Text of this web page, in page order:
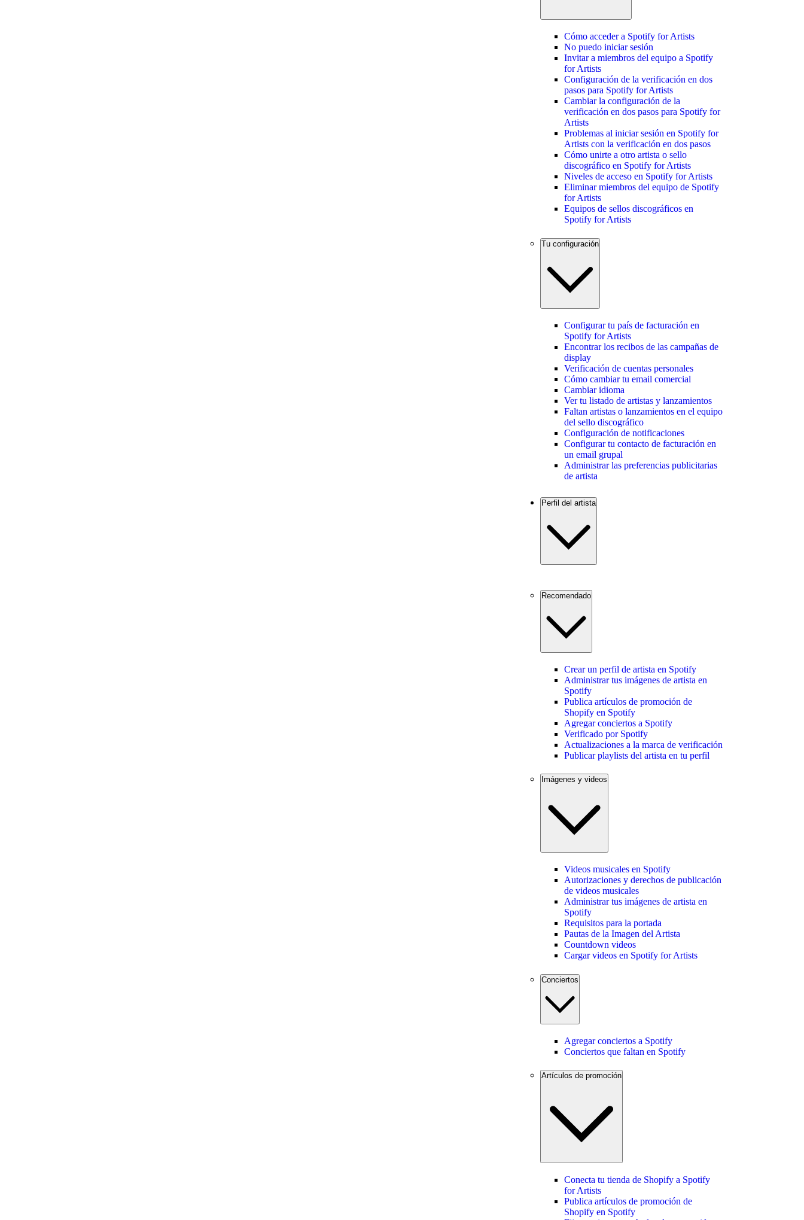
Cómo acceder a Spotify for Artists
No puedo iniciar sesión
Invitar a miembros del equipo a Spotify
for Artists
Configuración de la verificación en dos
pasos para Spotify for Artists
Cambiar la configuración de la
verificación en dos pasos para Spotify for
Artists
Problemas al iniciar sesión en Spotify for
Artists con la verificación en dos pasos
Cómo unirte a otro artista o sello
discográfico en Spotify for Artists
Niveles de acceso en Spotify for Artists
Eliminar miembros del equipo de Spotify
for Artists
Equipos de sellos discográficos en
Spotify for Artists
Tu configuración
Configurar tu país de facturación en
Spotify for Artists
Encontrar los recibos de las campañas de
display
Verificación de cuentas personales
Cómo cambiar tu email comercial
Cambiar idioma
Ver tu listado de artistas y lanzamientos
Faltan artistas o lanzamientos en el equipo
del sello discográfico
Configuración de notificaciones
Configurar tu contacto de facturación en
un email grupal
Administrar las preferencias publicitarias
de artista
Perfil del artista
Recomendado
Crear un perfil de artista en Spotify
Administrar tus imágenes de artista en
Spotify
Publica artículos de promoción de
Shopify en Spotify
Agregar conciertos a Spotify
Verificado por Spotify
Actualizaciones a la marca de verificación
Publicar playlists del artista en tu perfil
Imágenes y videos
Videos musicales en Spotify
Autorizaciones y derechos de publicación
de videos musicales
Administrar tus imágenes de artista en
Spotify
Requisitos para la portada
Pautas de la Imagen del Artista
Countdown videos
Cargar videos en Spotify for Artists
Conciertos
Agregar conciertos a Spotify
Conciertos que faltan en Spotify
Artículos de promoción
Conecta tu tienda de Shopify a Spotify
for Artists
Publica artículos de promoción de
Shopify en Spotify